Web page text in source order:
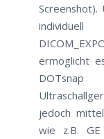
ermöglicht
jedoch
wie z.B.